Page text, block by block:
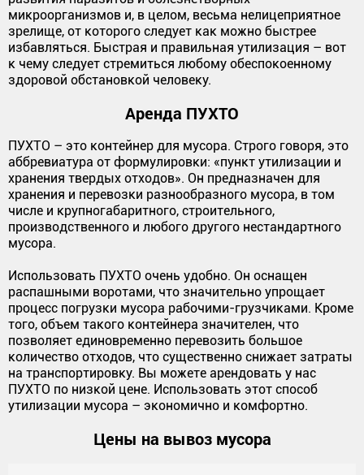
микроорганизмов и, в целом, весьма нелицеприятное
зрелище, от которого следует как можно быстрее
избавляться. Быстрая и правильная утилизация – вот
к чему следует стремиться любому обеспокоенному
здоровой обстановкой человеку.
Аренда ПУХТО
ПУХТО – это контейнер для мусора. Строго говоря, это
аббревиатура от формулировки: «пункт утилизации и
хранения твердых отходов». Он предназначен для
хранения и перевозки разнообразного мусора, в том
числе и крупногабаритного, строительного,
производственного и любого другого нестандартного
мусора.
Использовать ПУХТО очень удобно. Он оснащен
распашными воротами, что значительно упрощает
процесс погрузки мусора рабочими-грузчиками. Кроме
того, объем такого контейнера значителен, что
позволяет единовременно перевозить большое
количество отходов, что существенно снижает затраты
на транспортировку. Вы можете арендовать у нас
ПУХТО по низкой цене. Использовать этот способ
утилизации мусора – экономично и комфортно.
Цены на вывоз мусора